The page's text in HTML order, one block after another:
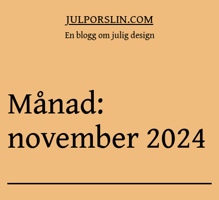
JULPORSLIN.COM
En blogg om julig design
Månad:
november 2024